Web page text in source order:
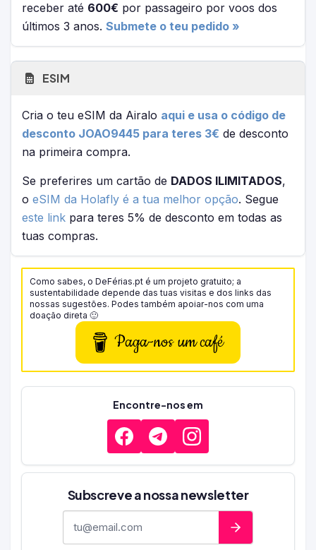
receber até 600€ por passageiro por voos dos
últimos 3 anos. Submete o teu pedido »
ESIM
Cria o teu eSIM da Airalo aqui e usa o código de
desconto JOAO9445 para teres 3€ de desconto
na primeira compra.
Se preferires um cartão de DADOS ILIMITADOS,
o eSIM da Holafly é a tua melhor opção. Segue
este link para teres 5% de desconto em todas as
tuas compras.
Como sabes, o DeFérias.pt é um projeto gratuito; a
sustentabilidade depende das tuas visitas e dos links das
nossas sugestões. Podes também apoiar-nos com uma
doação direta 🙂
Paga-nos um café
Encontre-nos em
Subscreve a nossa newsletter